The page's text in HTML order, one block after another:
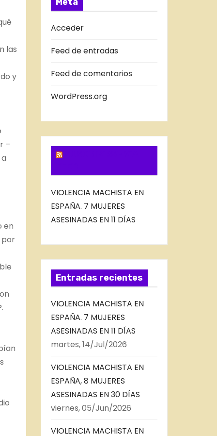
las
y
–
en
por
D
A
D
B
O
G
Acceder
Feed de entradas
Feed de comentarios
WordPress.org
VIOLENCIA MACHISTA EN
ESPAÑA. 7 MUJERES
ASESINADAS EN 11 DÍAS
Entradas recientes
VIOLENCIA MACHISTA EN
ESPAÑA. 7 MUJERES
ASESINADAS EN 11 DÍAS
martes, 14/Jul/2026
VIOLENCIA MACHISTA EN
ESPAÑA, 8 MUJERES
ASESINADAS EN 30 DÍAS
viernes, 05/Jun/2026
VIOLENCIA MACHISTA EN